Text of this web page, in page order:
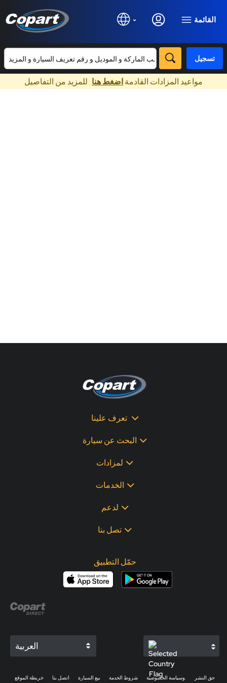
القائمة
تسجيل
مواعيد المزادات القادمة اضغط هنا للمزيد من التفاصيل
تعرف علينا
البحث عن سيارة
لمزادات
الخدمات
لدعم
تصل بنا
حمّل التطبيق
العربية
خريطة الموقع اتصل بنا بيع السيارة شروط الخدمة حق النشر